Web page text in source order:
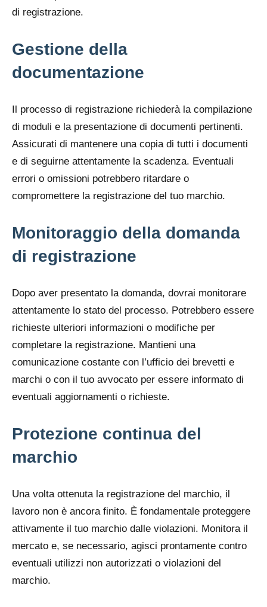
di registrazione.
Gestione della
documentazione
Il processo di registrazione richiederà la compilazione
di moduli e la presentazione di documenti pertinenti.
Assicurati di mantenere una copia di tutti i documenti
e di seguirne attentamente la scadenza. Eventuali
errori o omissioni potrebbero ritardare o
compromettere la registrazione del tuo marchio.
Monitoraggio della domanda
di registrazione
Dopo aver presentato la domanda, dovrai monitorare
attentamente lo stato del processo. Potrebbero essere
richieste ulteriori informazioni o modifiche per
completare la registrazione. Mantieni una
comunicazione costante con l’ufficio dei brevetti e
marchi o con il tuo avvocato per essere informato di
eventuali aggiornamenti o richieste.
Protezione continua del
marchio
Una volta ottenuta la registrazione del marchio, il
lavoro non è ancora finito. È fondamentale proteggere
attivamente il tuo marchio dalle violazioni. Monitora il
mercato e, se necessario, agisci prontamente contro
eventuali utilizzi non autorizzati o violazioni del
marchio.